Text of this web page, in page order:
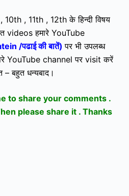
, 11th , 12th के हिन्दी विषय
videos हमारे YouTube
/पढाई की बातें)पर भी उपलब्ध
YouTube channel पर visit करें
बहुत धन्यबाद।
to share your comments .
please share it . Thanks